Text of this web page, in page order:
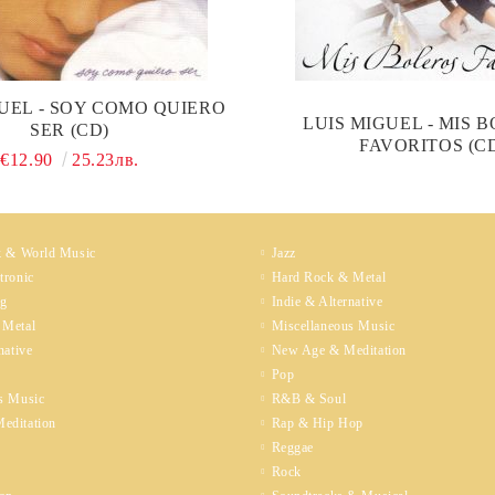
- SOY COMO QUIERO
SER (CD)
€12.90
25.23лв.
LUIS MIGUEL - MIS
FAVORITOS
& World Music
Music
Jazz
Hard Rock & Metal
Indie & Alternative
Miscellaneous Music
New Age & Meditation
Pop
R&B & Soul
Rap & Hip Hop
Reggae
Rock